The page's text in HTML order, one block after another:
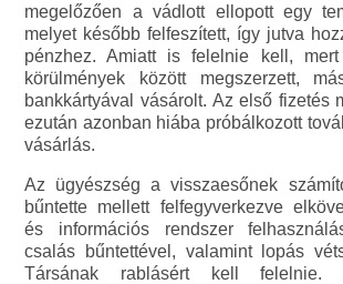
megelőzően a vádlott ellopott egy
melyet később felfeszített, így jutva
pénzhez. Amiatt is felelnie kell,
körülmények között megszerzett,
bankkártyával vásárolt. Az első fizetés
ezután azonban hiába próbálkozott
vásárlás.
Az ügyészség a visszaesőnek
bűntette mellett felfegyverkezve
és információs rendszer
csalás bűntettével, valamint lopás
Társának rablásért kell felelnie.